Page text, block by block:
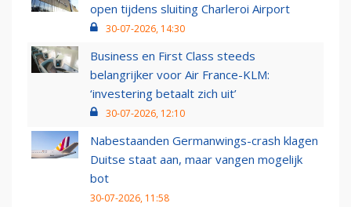
open tijdens sluiting Charleroi Airport
30-07-2026, 14:30
Business en First Class steeds
belangrijker voor Air France-KLM:
‘investering betaalt zich uit’
30-07-2026, 12:10
Nabestaanden Germanwings-crash klagen
Duitse staat aan, maar vangen mogelijk
bot
30-07-2026, 11:58